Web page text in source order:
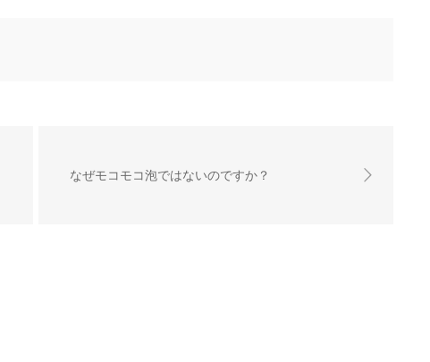
なぜモコモコ泡ではないのですか？